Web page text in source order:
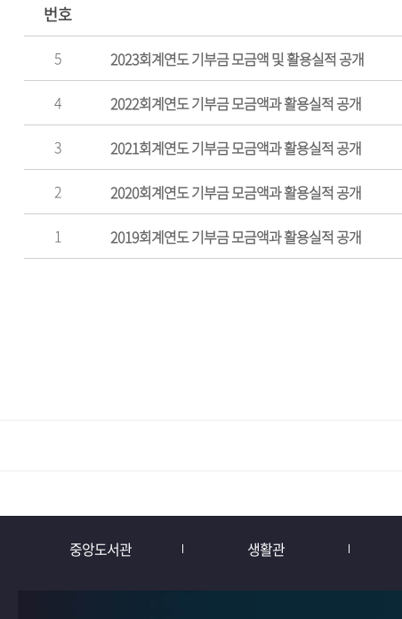
번호
5 2023회계연도 기부금 모금액 및 활용실적 공개
4 2022회계연도 기부금 모금액과 활용실적 공개
3 2021회계연도 기부금 모금액과 활용실적 공개
2 2020회계연도 기부금 모금액과 활용실적 공개
1 2019회계연도 기부금 모금액과 활용실적 공개
중앙도서관 생활관